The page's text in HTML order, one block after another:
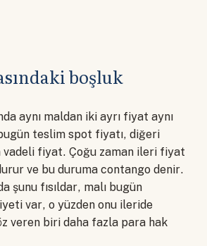
boşluk
aynı maldan iki ayrı fiyat aynı
teslim spot fiyatı, diğeri
fiyat. Çoğu zaman ileri fiyat
ve bu duruma contango denir.
şunu fısıldar, malı bugün
var, o yüzden onu ileride
veren biri daha fazla para hak